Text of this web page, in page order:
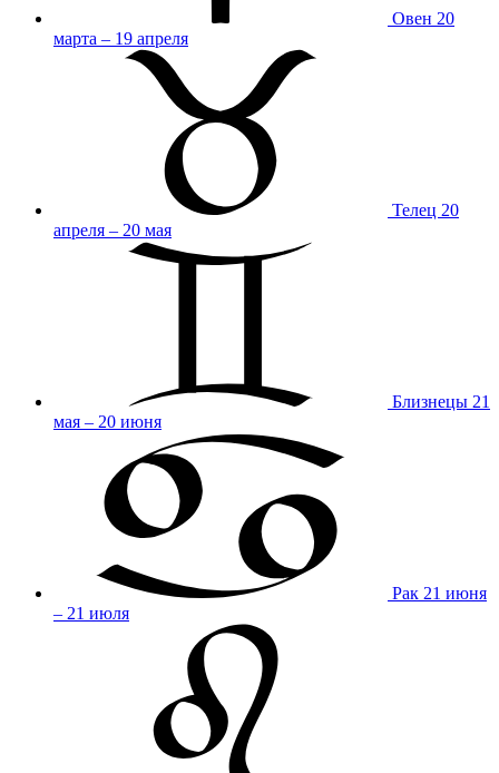
Овен 20
марта – 19 апреля
Телец 20
апреля – 20 мая
Близнецы 21
мая – 20 июня
Рак 21 июня
– 21 июля